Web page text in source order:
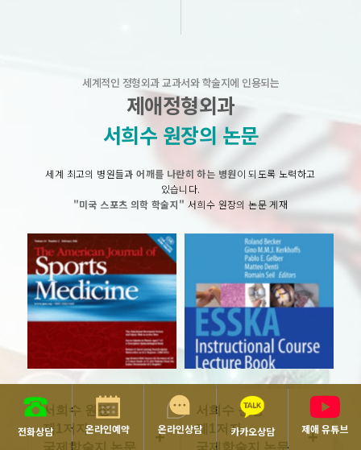
세계적인 정형외과 교과서와 학술지에 인용되는
제애정형외과
서희수 원장의 논문
세계 최고의 병원들과어깨를 나란히 하는 병원이 되도록 노력하고
있습니다.
"미국 스포츠 의학 학술지" 서희수 원장의 논문 게재
서희수 원장
제1저자
국제학술지 논문
서희수 원장
제1저자
국제학술지 논문
전화상담 온라인예약 온라인상담 카카오상담 제애 유튜브